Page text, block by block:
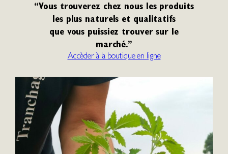
“Vous trouverez chez nous les produits
les plus naturels et qualitatifs
que vous puissiez trouver sur le
marché.”
Accèder à la boutique en ligne